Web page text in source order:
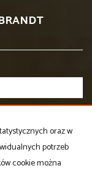
oraz w
potrzeb
cookie można